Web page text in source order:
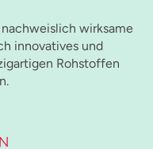
wirksame
innovatives und
Rohstoffen